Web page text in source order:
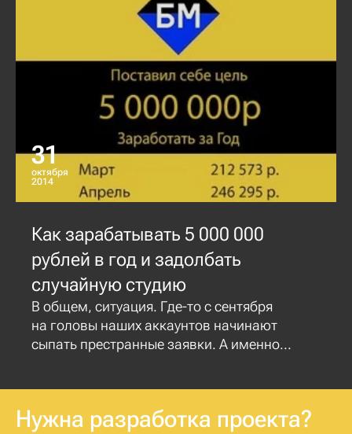
31
октября
2014
Как зарабатывать 5 000 000
рублей в год и задолбать
случайную студию
В общем, ситуация. Где-то с сентября
на головы наших аккаунтов начинают
сыпать престранные заявки. А именно...
Нужна разработка проекта?